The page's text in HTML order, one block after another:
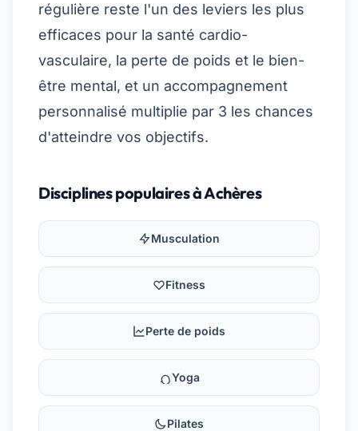
régulière reste l'un des leviers les plus
efficaces pour la santé cardio-
vasculaire, la perte de poids et le bien-
être mental, et un accompagnement
personnalisé multiplie par 3 les chances
d'atteindre vos objectifs.
Disciplines populaires à Achères
Musculation
Fitness
Perte de poids
Yoga
Pilates